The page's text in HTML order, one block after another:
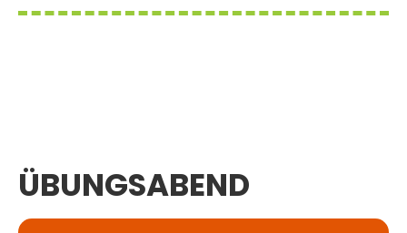
Sie befinden sich hier:
ÜBUNGSABEND